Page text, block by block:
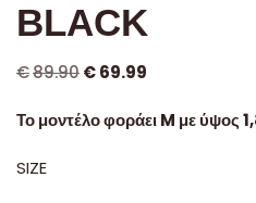
BLACK
€89.90€69.99
Το μοντέλο φοράει M με ύψος
SIZE